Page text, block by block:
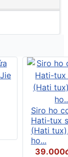
Siro ho
Hati-tux
(Hati
ho...